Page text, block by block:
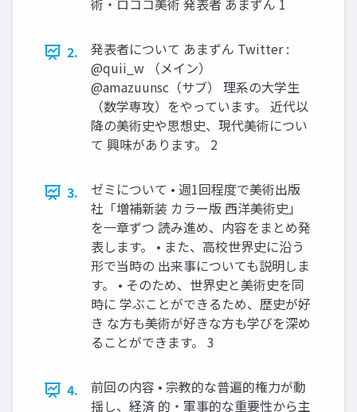
術・ロココ美術 発表者 あまずん 1
2.
発表者について あまずん Twitter :
@quii_w （メイン）
@amazuunsc（サブ） 理系の大学生
（数学専攻）をやっています。 近代以
降の美術史や思想史、現代美術につい
て 興味があります。 2
3.
ゼミについて • 週1回程度で美術出版
社「増補新装 カラー版 西洋美術史」
を一章ずつ 読み進め、内容をまとめ発
表します。 • また、高校世界史に沿う
形で当時の 出来事についても説明しま
す。 • そのため、世界史と美術史を同
時に 学ぶことができるため、歴史が好
き な方も美術が好きな方も学びを深め
ることができます。 3
4.
前回の内容 • 宗教的な普遍的権力が動
揺し、経済 的・軍事的な重要性から主